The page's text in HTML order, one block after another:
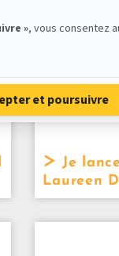
Je
Laureen